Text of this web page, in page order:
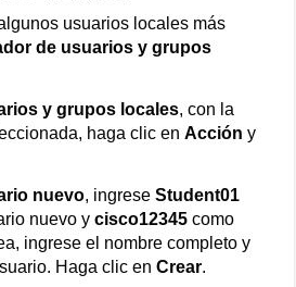
usuarios locales más
de usuarios y grupos
y grupos locales, con la
haga clic enAcción y
nuevo, ingreseStudent01
nuevo ycisco12345 como
ingrese el nombre completo y
Haga clic enCrear.